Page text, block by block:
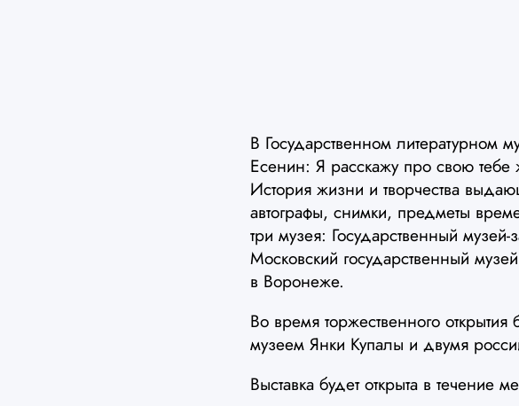
В Государственном литературном
Есенин: Я расскажу про свою тебе
История жизни и творчества
автографы, снимки, предметы
три музея: Государственный
Московский государственный
в Воронеже.
Во время торжественного
музеем Янки Купалы и двумя
Выставка будет открыта в течение